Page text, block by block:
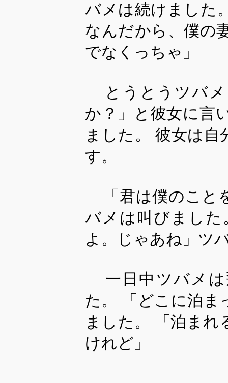
バメは続けました
なんだから、僕の
でなくっちゃ」
とうとうツバ
か？」と彼女に言
ました。 彼女は
す。
「君は僕のこ
バメは叫びまし
よ。じゃあね」ツ
一日中ツバメ
た。 「どこに泊ま
ました。 「泊ま
けれど」